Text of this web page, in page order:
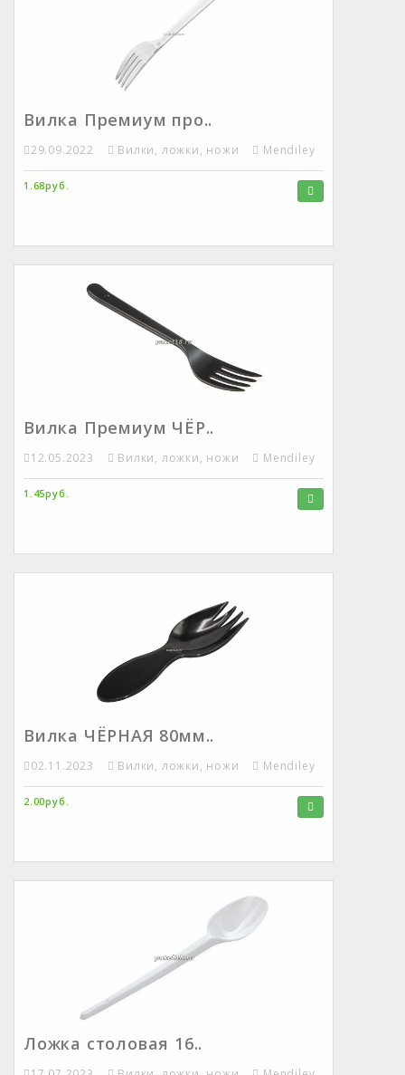
Вилка Премиум про..
29.09.2022 Вилки, ложки, ножи Mendiley
1.68руб.
Вилка Премиум ЧЁР..
12.05.2023 Вилки, ложки, ножи Mendiley
1.45руб.
Вилка ЧЁРНАЯ 80мм..
02.11.2023 Вилки, ложки, ножи Mendiley
2.00руб.
Ложка столовая 16..